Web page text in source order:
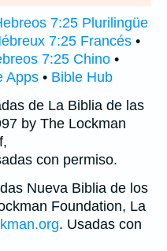
7:25 Plurilingüe
7:25 Francés •
7:25 Chino •
Apps • Bible Hub
de La Biblia de las
by The Lockman
con permiso.
Nueva Biblia de los
Foundation, La
. Usadas con